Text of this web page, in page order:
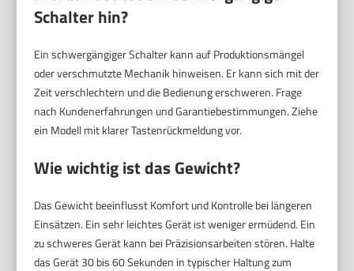
Schalter hin?
Ein schwergängiger Schalter kann auf Produktionsmängel
oder verschmutzte Mechanik hinweisen. Er kann sich mit der
Zeit verschlechtern und die Bedienung erschweren. Frage
nach Kundenerfahrungen und Garantiebestimmungen. Ziehe
ein Modell mit klarer Tastenrückmeldung vor.
Wie wichtig ist das Gewicht?
Das Gewicht beeinflusst Komfort und Kontrolle bei längeren
Einsätzen. Ein sehr leichtes Gerät ist weniger ermüdend. Ein
zu schweres Gerät kann bei Präzisionsarbeiten stören. Halte
das Gerät 30 bis 60 Sekunden in typischer Haltung zum